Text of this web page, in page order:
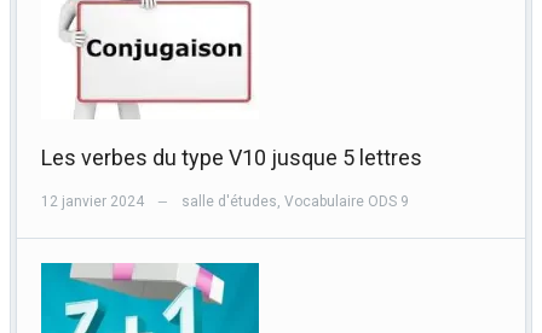
Les verbes du type V10 jusque 5 lettres
12 janvier 2024 — salle d'études,Vocabulaire ODS 9